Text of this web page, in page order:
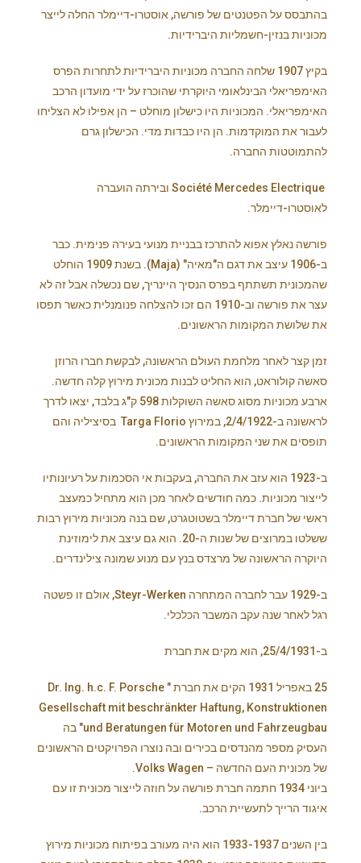
בהתבסס על הפטנטים של פורשה, אוסטרו-דיימלר החלה לייצר
מכוניות בנזין-חשמליות היברידיות.
בקיץ 1907 שלחה החברה מכוניות היברידיות לתחרות הפרס
האימפריאלי הבינלאומי היוקרתי שהוכרז על ידי מועדון הרכב
האימפריאלי. המכוניות היו כישלון מוחלט – הן אפילו לא הצליחו
לעבור את המוקדמות. הן היו כבדות מדי. הכישלון גרם
להתמוטטות החברה.
Société Mercedes Electrique ובירתה הועברה
לאוסטרו-דיימלר.
פורשה נאלץ אפוא להתרכז בבניית מנועי בעירה פנימית. כבר
ב-1906 עיצב את דגם ה"מאיה" (Maja). בשנת 1909 הוחלט
שהמכונית תשתתף בפרס הנסיך היינריך, שם נכשלה אבל זה לא
עצר את פורשה וב-1910 הם זכו להצלחה פנומנלית כאשר תפסו
את שלושת המקומות הראשונים.
זמן קצר לאחר מלחמת העולם הראשונה, לבקשת חברו הרוזן
סאשה קולוראט, הוא החליט לבנות מכונית מירוץ קלה חדשה.
ארבע מכוניות מסוג סאשה השוקלות 598 ק"ג בלבד, יצאו לדרך
לראשונה ב-2/4/1922, במירוץ Targa Florio בסיציליה והם
תופסים את שני המקומות הראשונים.
ב-1923 הוא עזב את החברה, בעקבות אי הסכמות על רעיונותיו
לייצור מכוניות. כמה חודשים לאחר מכן הוא מתחיל כמעצב
ראשי של חברת דיימלר בשטוטגרט, שם בנה מכוניות מירוץ רבות
ששלטו במרוצים של שנות ה-20. הוא גם עיצב את לימוזינת
היוקרה הראשונה של מרצדס בנץ עם מנוע שמונה צילינדרים.
ב-1929 עבר לחברה המתחרה Steyr-Werken, אולם זו פשטה
רגל לאחר שנה עקב המשבר הכלכלי.
ב-25/4/1931, הוא מקים את חברת
25 באפריל 1931 הקים את חברת " Dr. Ing. h.c. F. Porsche
Gesellschaft mit beschränkter Haftung, Konstruktionen
und Beratungen für Motoren und Fahrzeugbau" בה
העסיק מספר מהנדסים בכירים ובה נוצרו הפרויקטים הראשונים
של מכונית העם החדשה – Volks Wagen.
ביוני 1934 חתמה חברת פורשה על חוזה לייצור מכונית זו עם
איגוד הרייך לתעשיית הרכב.
בין השנים 1933-1937 הוא היה מעורב בפיתוח מכוניות מירוץ